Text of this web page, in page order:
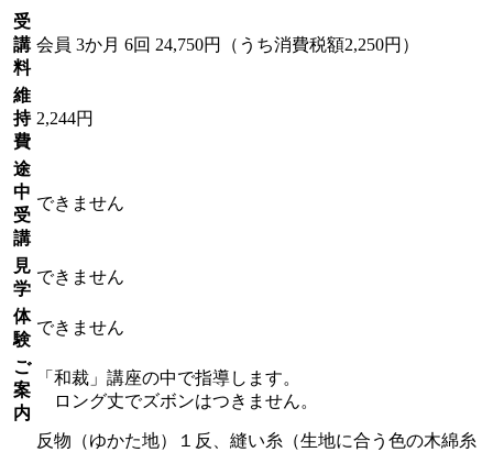
受
講
料
会員 3か月 6回 24,750円（うち消費税額2,250円）
維
持
費
2,244円
途
中
受
講
できません
見
学
できません
体
験
できません
ご
案
内
「和裁」講座の中で指導します。
ロング丈でズボンはつきません。
反物（ゆかた地）１反、縫い糸（生地に合う色の木綿糸